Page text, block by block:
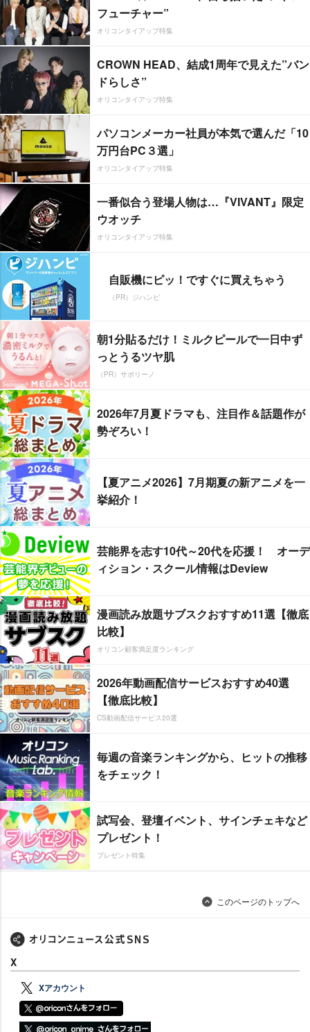
フューチャー”
オリコンタイアップ特集
CROWN HEAD、結成1周年で見えた”バン
ドらしさ”
オリコンタイアップ特集
パソコンメーカー社員が本気で選んだ「10
万円台PC３選」
オリコンタイアップ特集
一番似合う登場人物は…『VIVANT』限定
ウオッチ
オリコンタイアップ特集
自販機にピッ！ですぐに買えちゃう
（PR）ジハンピ
朝1分貼るだけ！ミルクピールで一日中ず
っとうるツヤ肌
（PR）サボリーノ
2026年7月夏ドラマも、注目作＆話題作が
勢ぞろい！
【夏アニメ2026】7月期夏の新アニメを一
挙紹介！
芸能界を志す10代～20代を応援！ オーデ
ィション・スクール情報はDeview
漫画読み放題サブスクおすすめ11選【徹底
比較】
オリコン顧客満足度ランキング
2026年動画配信サービスおすすめ40選
【徹底比較】
CS動画配信サービス20選
毎週の音楽ランキングから、ヒットの推移
をチェック！
試写会、登壇イベント、サインチェキなど
プレゼント！
プレゼント特集
このページのトップへ
X
Xアカウント